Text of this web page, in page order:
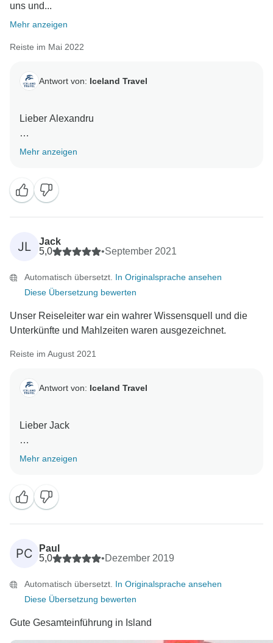
uns und...
Mehr anzeigen
Reiste im Mai 2022
Antwort von: Iceland Travel
Lieber Alexandru
vielen Dank für Ihre fantastische Bewertung. Wir
Wir hoffen, Sie wieder bei uns begrüßen zu dürfen
(und hoffen, dass das Wetter dann besser ist :))
Mit freundlichen Grüßen
Mehr anzeigen
JL
Jack
5,0
•September 2021
Automatisch übersetzt. In Originalsprache ansehen
Diese Übersetzung bewerten
Unser Reiseleiter war ein wahrer Wissensquell und die
Unterkünfte und Mahlzeiten waren ausgezeichnet.
Reiste im August 2021
Antwort von: Iceland Travel
Lieber Jack
vielen Dank für Ihre Bewertung, wir wissen das sehr
Mit freundlichen Grüßen aus Reykjavík
Mehr anzeigen
PC
Paul
5,0
•Dezember 2019
Automatisch übersetzt. In Originalsprache ansehen
Diese Übersetzung bewerten
Gute Gesamteinführung in Island